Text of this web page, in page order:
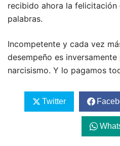
recibido ahora la felicitación
palabras.
Incompetente y cada vez
desempeño es
narcisismo. Y lo pagamos
Twitter